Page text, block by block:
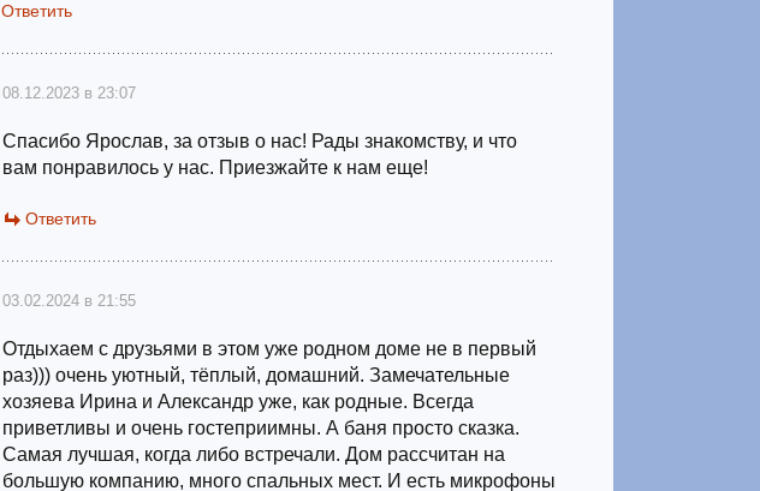
Ответить
08.12.2023 в 23:07
Спасибо Ярослав, за отзыв о нас! Рады знакомству, и что
вам понравилось у нас. Приезжайте к нам еще!
Ответить
03.02.2024 в 21:55
Отдыхаем с друзьями в этом уже родном доме не в первый
раз))) очень уютный, тёплый, домашний. Замечательные
хозяева Ирина и Александр уже, как родные. Всегда
приветливы и очень гостеприимны. А баня просто сказка.
Самая лучшая, когда либо встречали. Дом рассчитан на
большую компанию, много спальных мест. И есть микрофоны